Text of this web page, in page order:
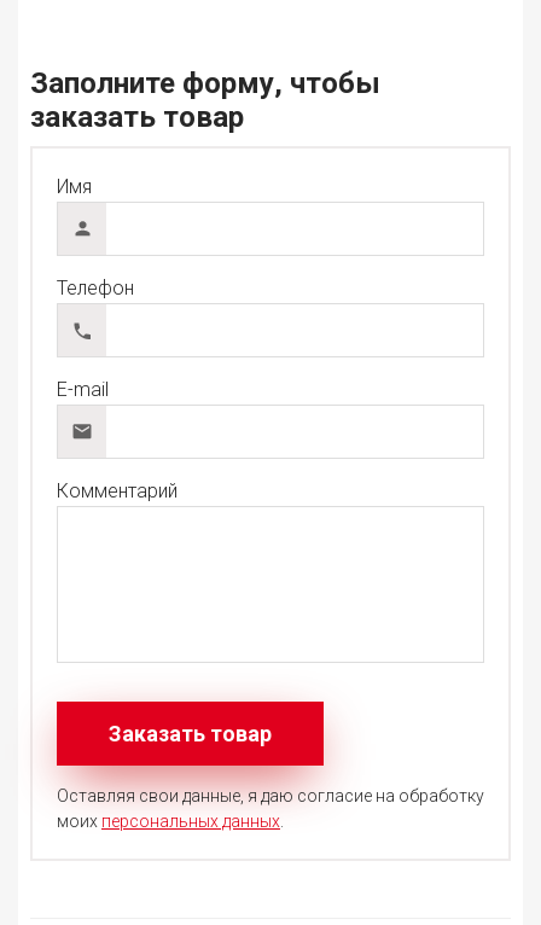
Заполните форму, чтобы
заказать товар
Имя
Телефон
E-mail
Комментарий
Оставляя свои данные, я даю согласие на обработку
моих персональных данных